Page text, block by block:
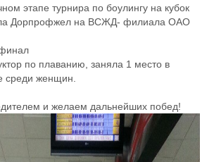
этапе турнира по боулингу на кубок
Дорпрофжел на ВСЖД- филиала ОАО
по плаванию, заняла 1 место в
среди женщин.
и желаем дальнейших побед!